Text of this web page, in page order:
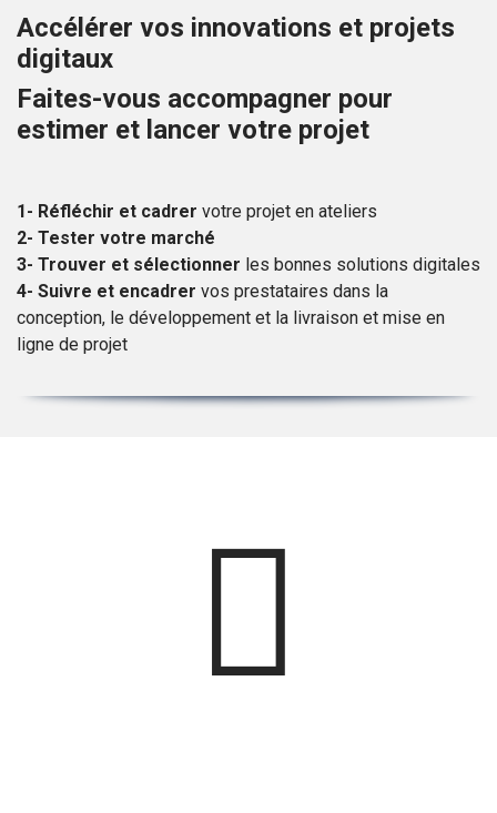
Accélérer vos innovations et projets
digitaux
Faites-vous accompagner pour
estimer et lancer votre projet
1- Réfléchir et cadrer votre projet en ateliers
2- Tester votre marché
3- Trouver et sélectionner les bonnes solutions digitales
4- Suivre et encadrer vos prestataires dans la
conception, le développement et la livraison et mise en
ligne de projet